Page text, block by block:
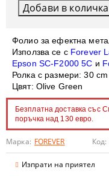
Фолио за ефектна
Използва се с Forever
Epson SC-F2000 5C и
Ролка с размери: 30
Цвят: Olive Green
Безплатна доставка със
поръчка над 130 евро.
Марка: FOREVER Код:
Изпрати на приятел